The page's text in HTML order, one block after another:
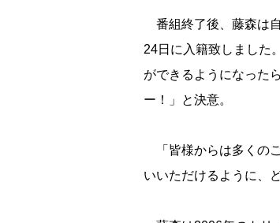
番組終了後、藤森は
24日に入籍致しました
ができるようになった
ー！」と決意。
「皆様からは多くの
いいただけるように、